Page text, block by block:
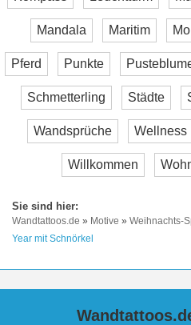
Mandala Maritim
Pferd Punkte
Schmetterling Städte
Wandsprüche Wellness
Willkommen
Wandtattoos.de » Motive » Weihnachts-
Year mit Schnörkel